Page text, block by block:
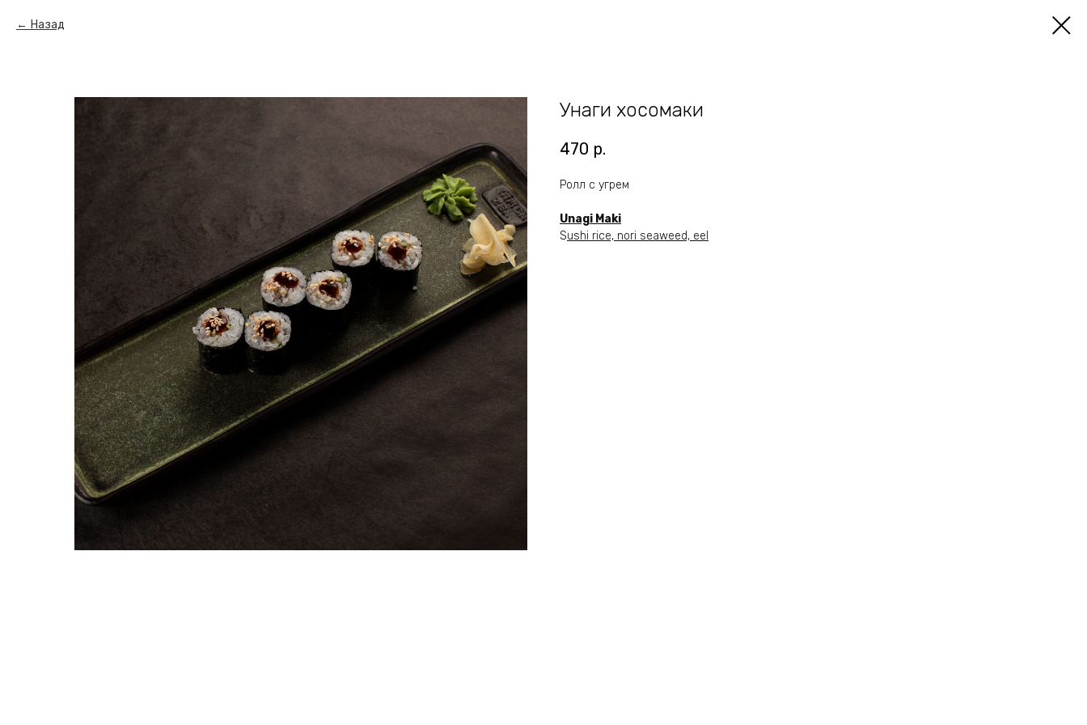
Назад
Унаги хосомаки
470 р.
Ролл с угрем
Unagi Maki
Sushi rice, nori seaweed, eel